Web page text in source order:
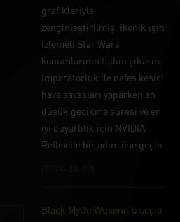
grafikleriyle
zenginleştirilmiş, ikonik ışın
izlemeli Star Wars
konumlarının tadını çıkarın.
İmparatorluk ile nefes kesici
hava savaşları yaparken en
düşük gecikme süresi ve en
iyi duyarlılık için NVIDIA
Reflex ile bir adım öne geçin.
Black Myth: Wukong'u seçili